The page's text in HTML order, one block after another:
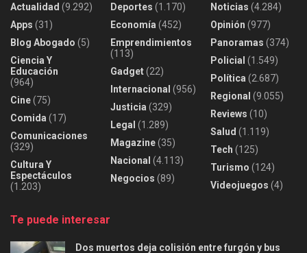
Actualidad (9.292)
Apps (31)
Blog Abogado (5)
Ciencia Y
Educación
(964)
Cine(75)
Comida (17)
Comunicaciones
(329)
Cultura Y
Espectáculos
(1.203)
Deportes (1.170)
Economía (452)
Emprendimientos
(113)
Gadget(22)
Internacional (956)
Justicia (329)
Legal (1.289)
Magazine(35)
Nacional (4.113)
Negocios (89)
Noticias (4.284)
Opinión (977)
Panoramas (374)
Policial (1.549)
Política (2.687)
Regional (9.055)
Reviews (10)
Salud (1.119)
Tech (125)
Turismo (124)
Videojuegos (4)
Te puede interesar
Dos muertos deja colisión entre furgón y bus